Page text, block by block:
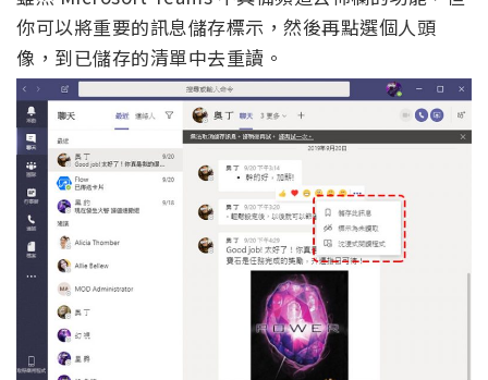
你可以將重要的訊息儲存標示，然後再點選個人頭
像，到已儲存的清單中去重讀。